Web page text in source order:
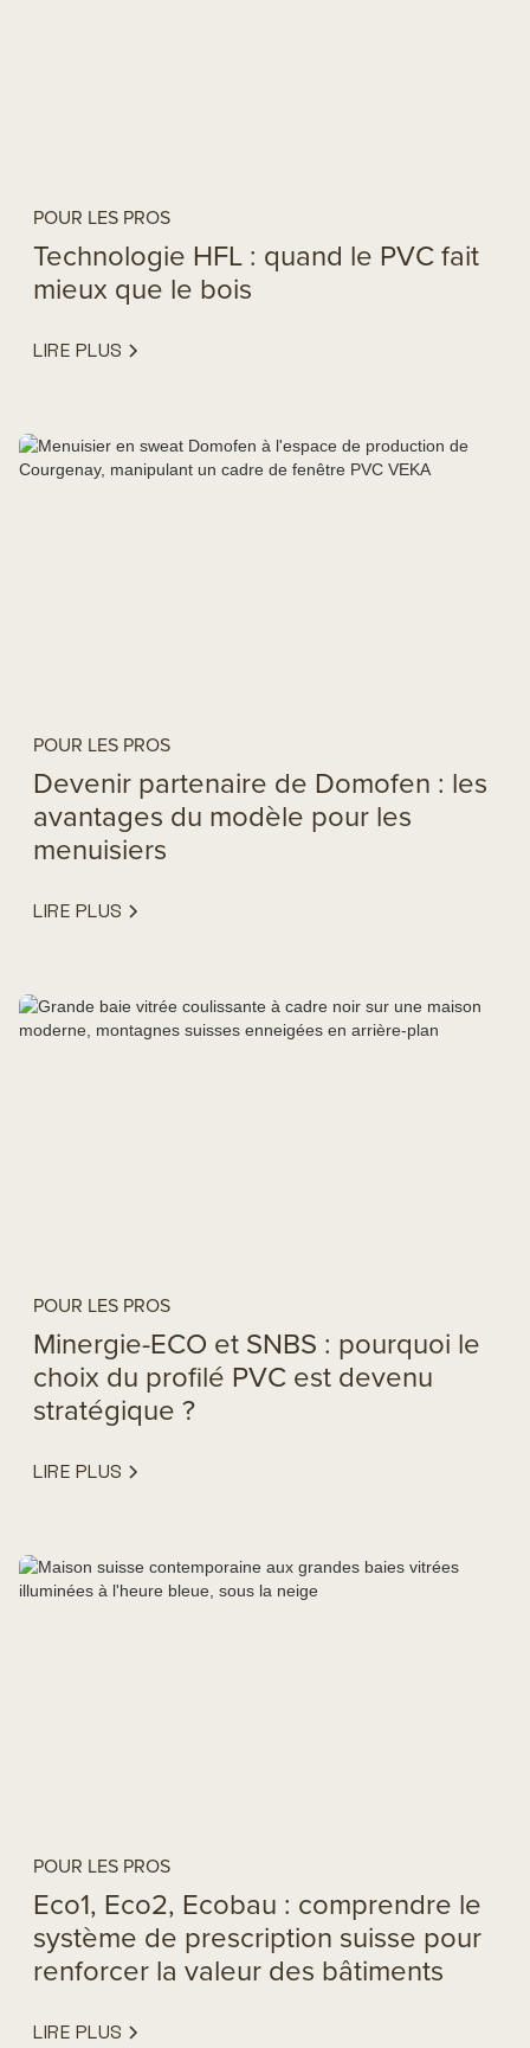
POUR LES PROS
Technologie HFL : quand le PVC fait
mieux que le bois
LIRE PLUS
POUR LES PROS
Devenir partenaire de Domofen : les
avantages du modèle pour les
menuisiers
LIRE PLUS
POUR LES PROS
Minergie-ECO et SNBS : pourquoi le
choix du profilé PVC est devenu
stratégique ?
LIRE PLUS
POUR LES PROS
Eco1, Eco2, Ecobau : comprendre le
système de prescription suisse pour
renforcer la valeur des bâtiments
LIRE PLUS